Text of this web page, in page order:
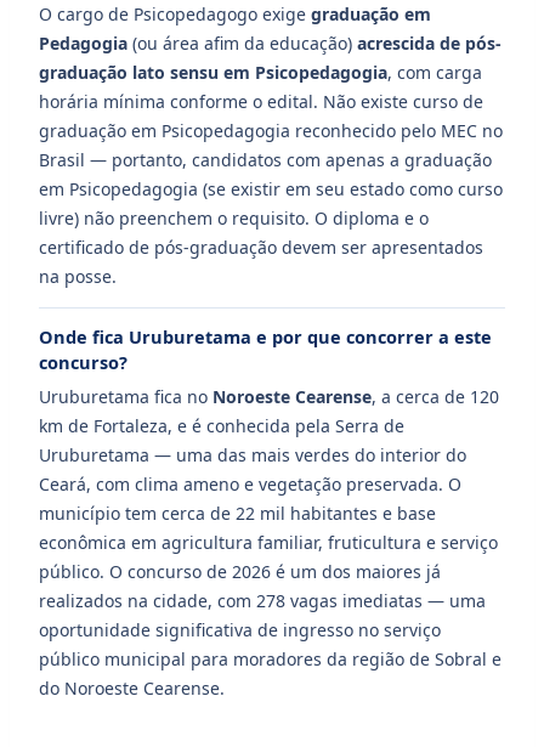
O cargo de Psicopedagogo exige graduação em
Pedagogia (ou área afim da educação) acrescida de pós-
graduação lato sensu em Psicopedagogia, com carga
horária mínima conforme o edital. Não existe curso de
graduação em Psicopedagogia reconhecido pelo MEC no
Brasil — portanto, candidatos com apenas a graduação
em Psicopedagogia (se existir em seu estado como curso
livre) não preenchem o requisito. O diploma e o
certificado de pós-graduação devem ser apresentados
na posse.
Onde fica Uruburetama e por que concorrer a este
concurso?
Uruburetama fica no Noroeste Cearense, a cerca de 120
km de Fortaleza, e é conhecida pela Serra de
Uruburetama — uma das mais verdes do interior do
Ceará, com clima ameno e vegetação preservada. O
município tem cerca de 22 mil habitantes e base
econômica em agricultura familiar, fruticultura e serviço
público. O concurso de 2026 é um dos maiores já
realizados na cidade, com 278 vagas imediatas — uma
oportunidade significativa de ingresso no serviço
público municipal para moradores da região de Sobral e
do Noroeste Cearense.